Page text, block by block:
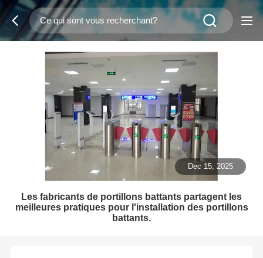
Dec 15, 2025
Les fabricants de portillons battants partagent les
meilleures pratiques pour l'installation des portillons
battants.